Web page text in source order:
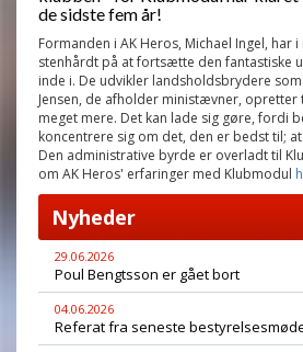
de sidste fem år!
Formanden i AK Heros, Michael Ingel, har
stenhårdt på at fortsætte den fantastiske
inde i. De udvikler landsholdsbrydere
Jensen, de afholder ministævner, opretter
meget mere. Det kan lade sig gøre, fordi
koncentrere sig om det, den er bedst til;
Den administrative byrde er overladt til
om AK Heros' erfaringer med Klubmodul
Nyheder
29.06.2026
Poul Bengtsson er gået bort
04.06.2026
Referat fra seneste